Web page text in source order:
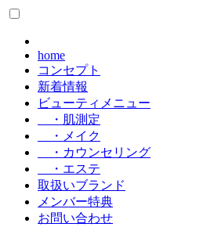
home
コンセプト
新着情報
ビューティメニュー
・肌測定
・メイク
・カウンセリング
・エステ
取扱いブランド
メンバー特典
お問い合わせ